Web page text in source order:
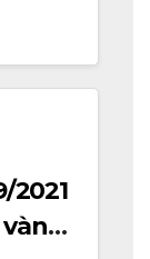
2021
vàng